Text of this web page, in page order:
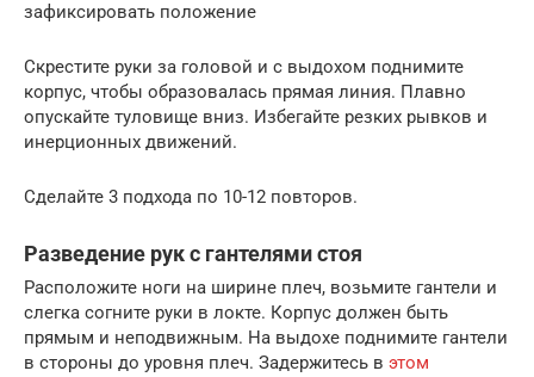
зафиксировать положение
Скрестите руки за головой и с выдохом поднимите
корпус, чтобы образовалась прямая линия. Плавно
опускайте туловище вниз. Избегайте резких рывков и
инерционных движений.
Сделайте 3 подхода по 10-12 повторов.
Разведение рук с гантелями стоя
Расположите ноги на ширине плеч, возьмите гантели и
слегка согните руки в локте. Корпус должен быть
прямым и неподвижным. На выдохе поднимите гантели
в стороны до уровня плеч. Задержитесь в этом